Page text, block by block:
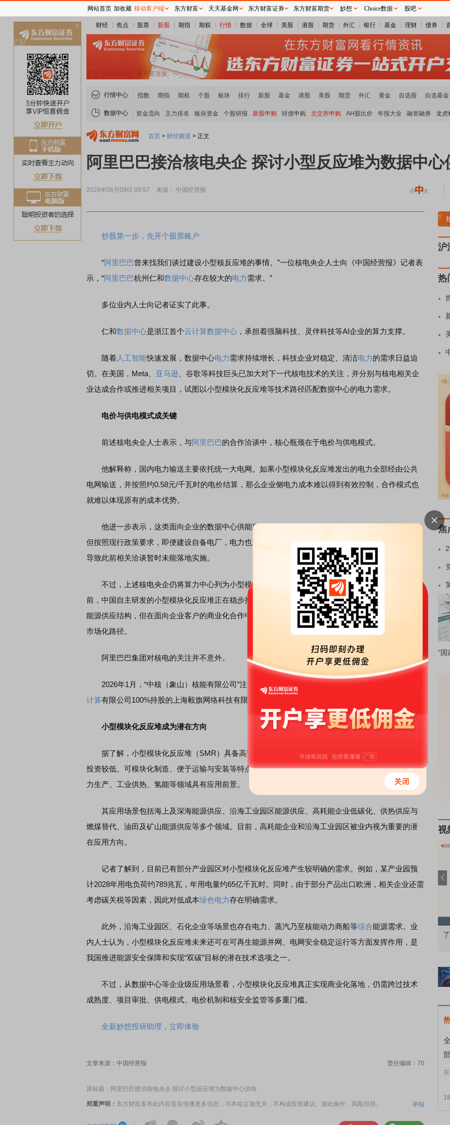
财经 焦点 股票 新股 期指 期权 行情 数据 全球 美股 港股 期货 外汇 银行 基金 理财 债券
行情中心 指数 期指 期权 个股 板块 排行 新股 基金 港股 美股 期货 外汇 黄金 自选股 自选基金
数据中心 资金流向 主力排名 板块资金 个股研报 新股申购 转债申购 北交所申购 AH股比价 年报大全 融资融券 龙虎
首页 > 财经频道 > 正文
阿里巴巴接洽核电央企 探讨小型反应堆为数据中心
2026年06月09日 09:57 来源： 中国经营报
炒股第一步，先开个股票账户
“阿里巴巴曾来找我们谈过建设小型核反应堆的事情。”一位核电央企人士向《中国经营报》记者表
示，“阿里巴巴杭州仁和数据中心存在较大的电力需求。”
多位业内人士向记者证实了此事。
仁和数据中心是浙江首个云计算数据中心 ，承担着强脑科技、灵伴科技等AI企业的算力支撑。
随着人工智能快速发展，数据中心电力需求持续增长，科技企业对稳定、清洁电力的需求日益迫
切。在美国，Meta、 亚马逊 、谷歌等科技巨头已加大对下一代核电技术的关注，并分别与核电相关企
业达成合作或推进相关项目，试图以小型模块化反应堆等技术路径匹配数据中心的电力需求。
电价与供电模式成关键
前述核电央企人士表示，与阿里巴巴的合作洽谈中，核心瓶颈在于电价与供电模式。
他解释称，国内电力输送主要依托统一大电网。如果小型模块化反应堆发出的电力全部经由公共
电网输送，并按照约0.58元/千瓦时的电价结算，那么企业侧电力成本难以得到有效控制，合作模式也
就难以体现原有的成本优势。
他进一步表示，这类面向企业的数据中心供能项目，若要体现实际效益，更接近自备电厂模式。
但按照现行政策要求，即便建设自备电厂，电力也需要接入公共电网，无法脱离电网独立运行，这也
导致此前相关洽谈暂时未能落地实施。
不过，上述核电央企仍将算力中心列为小型模块化反应堆的潜在客户。该核电央企人士表示，目
前，中国自主研发的小型模块化反应堆正在稳步推进。未来，此类技术有望助力清洁能源发展、优化
能源供应结构，但在面向企业客户的商业化合作中，仍需结合国内电网架构和政策要求，探索适配的
市场化路径。
阿里巴巴集团对核电的关注并不意外。
2026年1月，“中核（象山）核能有限公司”注册成立，注册资本2.5亿元。其股东名单显示，阿里
计算有限公司100%持股的上海毅旗网络科技有限公司位列其中。
小型模块化反应堆成为潜在方向
据了解，小型模块化反应堆（SMR）具备高安全性、电功率容量较小、系统相对简化、初始建设
投资较低、可模块化制造、便于运输与安装等特点，可提供电力、蒸汽、热能等多种能源产品，在电
力生产、工业供热、氢能等领域具有应用前景。
其应用场景包括海上及深海能源供应、沿海工业园区能源供应、高耗能企业低碳化、供热供应与
燃煤替代、油田及矿山能源供应等多个领域。目前，高耗能企业和沿海工业园区被业内视为重要的潜
在应用方向。
记者了解到，目前已有部分产业园区对小型模块化反应堆产生较明确的需求。例如，某产业园预
计2028年用电负荷约789兆瓦，年用电量约65亿千瓦时。同时，由于部分产品出口欧洲，相关企业还需
考虑碳关税等因素，因此对低成本绿色电力存在明确需求。
此外，沿海工业园区、石化企业等场景也存在电力、蒸汽乃至核能动力商船等综合能源需求。业
内人士认为，小型模块化反应堆未来还可在可再生能源并网、电网安全稳定运行等方面发挥作用，是
我国推进能源安全保障和实现“双碳”目标的潜在技术选项之一。
不过，从数据中心等企业级应用场景看，小型模块化反应堆真正实现商业化落地，仍需跨过技术
成熟度、项目审批、供电模式、电价机制和核安全监管等多重门槛。
全新妙想投研助理，立即体验
文章来源：中国经营报 责任编辑：70
原标题：阿里巴巴接洽核电央企 探讨小型反应堆为数据中心供电
郑重声明： 东方财富发布此内容旨在传播更多信息，与本站立场无关，不构成投资建议。据此操作，风险自担。 举报
A股估值分析全览
沪
热
焦
“国
视
风，将吹向何处
网站首页 加收藏 移动客户端 东方财富 天天基金网 东方财富证券 东方财富期货 妙想 Choice数据 股吧
关